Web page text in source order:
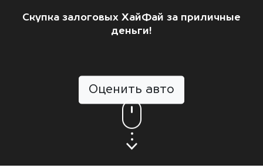
Скупка залоговых ХайФай за приличные
деньги!
Оценить авто